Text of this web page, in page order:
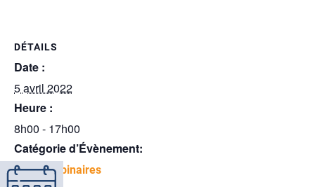
DÉTAILS
Date :
5 avril 2022
Heure :
8h00 - 17h00
Catégorie d’Évènement:
Midis-webinaires